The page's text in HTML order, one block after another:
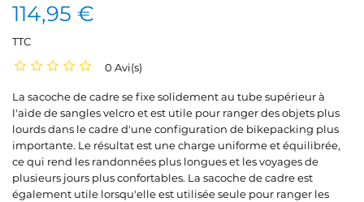
114,95 €
TTC
0 Avi(s)
La sacoche de cadre se fixe solidement au tube supérieur à
l'aide de sangles velcro et est utile pour ranger des objets plus
lourds dans le cadre d'une configuration de bikepacking plus
importante. Le résultat est une charge uniforme et équilibrée,
ce qui rend les randonnées plus longues et les voyages de
plusieurs jours plus confortables. La sacoche de cadre est
également utile lorsqu'elle est utilisée seule pour ranger les